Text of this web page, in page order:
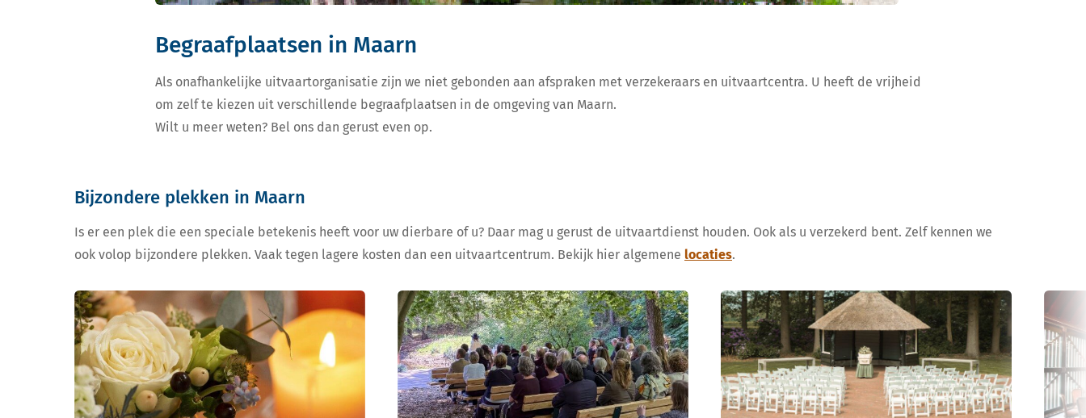
Begraafplaatsen in Maarn
Als onafhankelijke uitvaartorganisatie zijn we niet gebonden aan afspraken met verzekeraars en uitvaartcentra. U heeft de vrijheid
om zelf te kiezen uit verschillende begraafplaatsen in de omgeving van Maarn.
Wilt u meer weten? Bel ons dan gerust even op.
Bijzondere plekken in Maarn
Is er een plek die een speciale betekenis heeft voor uw dierbare of u? Daar mag u gerust de uitvaartdienst houden. Ook als u verzekerd bent. Zelf kennen we
ook volop bijzondere plekken. Vaak tegen lagere kosten dan een uitvaartcentrum. Bekijk hier algemene locaties.